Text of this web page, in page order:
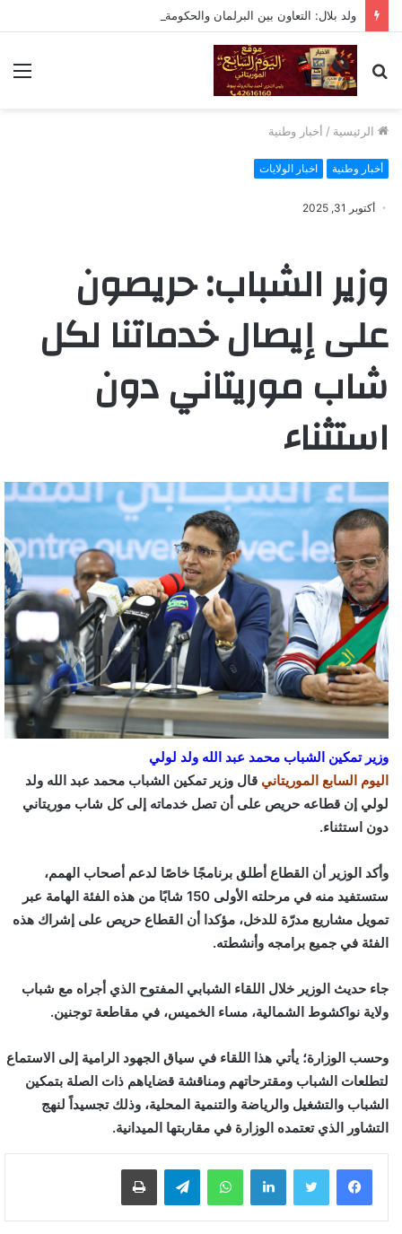
بحث
عن
الرئيسية / أخبار وطنية
أخبار وطنية اخبار الولايات
أكتوبر 31, 2025
وزير الشباب: حريصون
على إيصال خدماتنا لكل
شاب موريتاني دون
استثناء
وزير تمكين الشباب محمد عبد الله ولد لولي
اليوم السابع الموريتاني قال وزير تمكين الشباب محمد عبد الله ولد
لولي إن قطاعه حريص على أن تصل خدماته إلى كل شاب موريتاني
دون استثناء.
وأكد الوزير أن القطاع أطلق برنامجًا خاصًا لدعم أصحاب الهمم،
ستستفيد منه في مرحلته الأولى 150 شابًا من هذه الفئة الهامة عبر
تمويل مشاريع مدرّة للدخل، مؤكدا أن القطاع حريص على إشراك هذه
الفئة في جميع برامجه وأنشطته.
جاء حديث الوزير خلال اللقاء الشبابي المفتوح الذي أجراه مع شباب
ولاية نواكشوط الشمالية، مساء الخميس، في مقاطعة توجنين.
وحسب الوزارة؛ يأتي هذا اللقاء في سياق الجهود الرامية إلى الاستماع
لتطلعات الشباب ومقترحاتهم ومناقشة قضاياهم ذات الصلة بتمكين
الشباب والتشغيل والرياضة والتنمية المحلية، وذلك تجسيداً لنهج
التشاور الذي تعتمده الوزارة في مقاربتها الميدانية.
لينكدإن واتساب